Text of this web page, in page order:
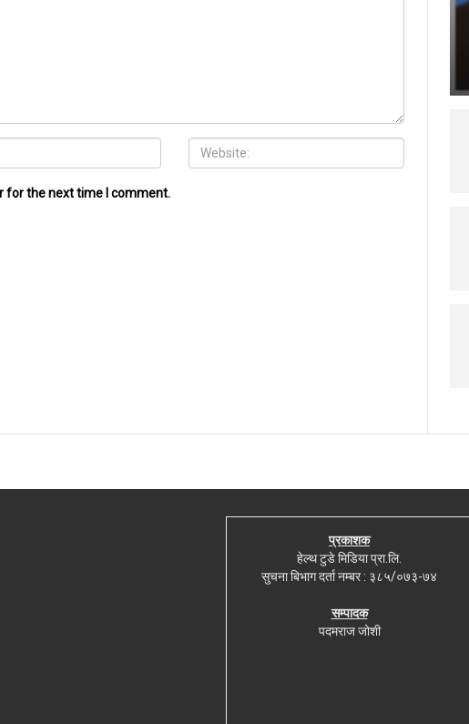
for the next time I comment.
प्रकाशक
हेल्थ टुडे मिडिया प्रा.लि.
सुचना बिभाग दर्ता नम्बर : ३८५/०७३-७४
सम्पादक
पदमराज जोशी